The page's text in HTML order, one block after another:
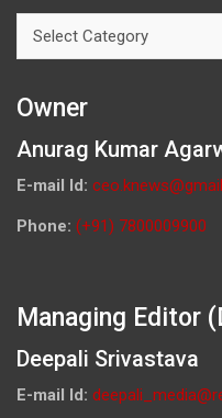
Owner
Anurag Kumar
E-mail Id:
Phone: (+91) 7800009900
Managing Editor
Deepali Srivastava
E-mail Id: